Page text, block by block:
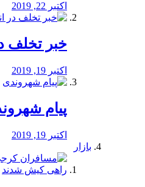
اکتبر 22, 2019
خبر تخلف
اکتبر 19, 2019
پیام
اکتبر 19, 2019
بازار